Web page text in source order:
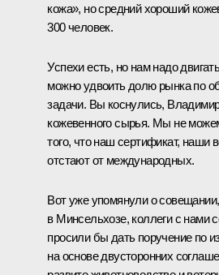
кожа», но средний хороший
300 человек.
Успехи есть, но нам надо
можно удвоить долю рынка по
задачи. Вы коснулись,
кожевенного сырья. Мы не
того, что наш сертификат, наши
отстают от международных.
Вот уже упомянули о
в Минсельхозе, коллеги с нами
просили бы дать поручение по
на основе двусторонних